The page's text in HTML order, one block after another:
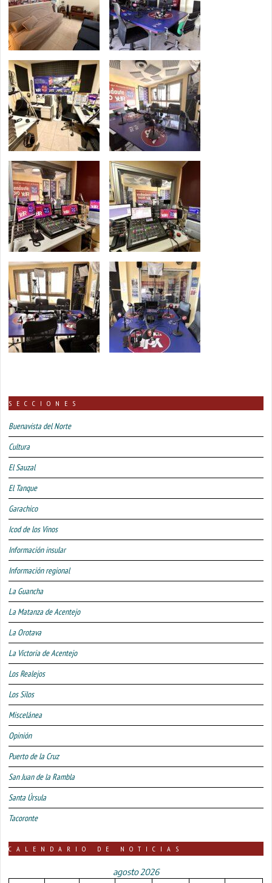
SECCIONES
Buenavista del Norte
Cultura
El Sauzal
El Tanque
Garachico
Icod de los Vinos
Información insular
Información regional
La Guancha
La Matanza de Acentejo
La Orotava
La Victoria de Acentejo
Los Realejos
Los Silos
Miscelánea
Opinión
Puerto de la Cruz
San Juan de la Rambla
Santa Úrsula
Tacoronte
CALENDARIO DE NOTICIAS
agosto 2026